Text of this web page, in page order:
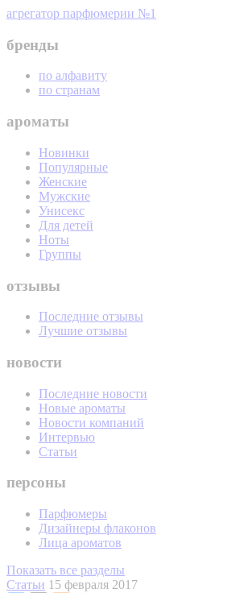
агрегатор парфюмерии №1
бренды
по алфавиту
по странам
ароматы
Новинки
Популярные
Женские
Мужские
Унисекс
Для детей
Ноты
Группы
отзывы
Последние отзывы
Лучшие отзывы
новости
Последние новости
Новые ароматы
Новости компаний
Интервью
Статьи
персоны
Парфюмеры
Дизайнеры флаконов
Лица ароматов
Показать все разделы
Статьи 15 февраля 2017